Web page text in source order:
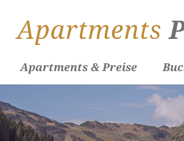
Apartments & Preise